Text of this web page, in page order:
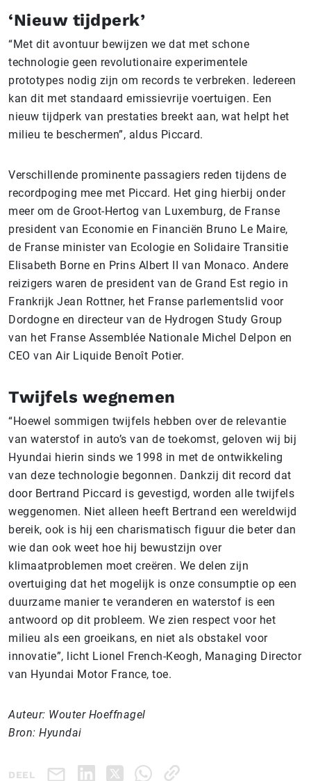
‘Nieuw tijdperk’
“Met dit avontuur bewijzen we dat met schone
technologie geen revolutionaire experimentele
prototypes nodig zijn om records te verbreken. Iedereen
kan dit met standaard emissievrije voertuigen. Een
nieuw tijdperk van prestaties breekt aan, wat helpt het
milieu te beschermen”, aldus Piccard.
Verschillende prominente passagiers reden tijdens de
recordpoging mee met Piccard. Het ging hierbij onder
meer om de Groot-Hertog van Luxemburg, de Franse
president van Economie en Financiën Bruno Le Maire,
de Franse minister van Ecologie en Solidaire Transitie
Elisabeth Borne en Prins Albert II van Monaco. Andere
reizigers waren de president van de Grand Est regio in
Frankrijk Jean Rottner, het Franse parlementslid voor
Dordogne en directeur van de Hydrogen Study Group
van het Franse Assemblée Nationale Michel Delpon en
CEO van Air Liquide Benoît Potier.
Twijfels wegnemen
“Hoewel sommigen twijfels hebben over de relevantie
van waterstof in auto’s van de toekomst, geloven wij bij
Hyundai hierin sinds we 1998 in met de ontwikkeling
van deze technologie begonnen. Dankzij dit record dat
door Bertrand Piccard is gevestigd, worden alle twijfels
weggenomen. Niet alleen heeft Bertrand een wereldwijd
bereik, ook is hij een charismatisch figuur die beter dan
wie dan ook weet hoe hij bewustzijn over
klimaatproblemen moet creëren. We delen zijn
overtuiging dat het mogelijk is onze consumptie op een
duurzame manier te veranderen en waterstof is een
antwoord op dit probleem. We zien respect voor het
milieu als een groeikans, en niet als obstakel voor
innovatie”, licht Lionel French-Keogh, Managing Director
van Hyundai Motor France, toe.
Auteur: Wouter Hoeffnagel
Bron: Hyundai
DEEL